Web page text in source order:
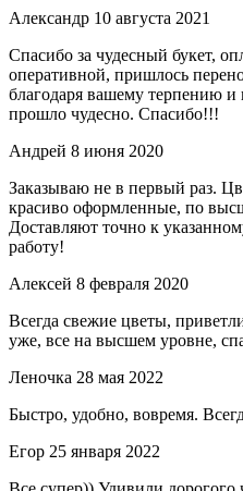
Александр 10 августа 2021
Спасибо за чудесный букет,
оперативной, пришлось
благодаря вашему терпению
прошло чудесно. Спасибо!!!
Андрей 8 июня 2020
Заказываю не в первый раз.
красиво оформленные, по
Доставляют точно к
работу!
Алексей 8 февраля 2020
Всегда свежие цветы,
уже, все на высшем уровне,
Леночка 28 мая 2022
Быстро, удобно, вовремя.
Егор 25 января 2022